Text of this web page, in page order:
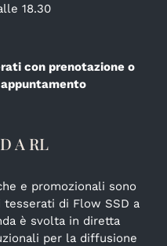
18.30
con prenotazione o
A RL
e promozionali sono
di Flow SSD a
è svolta in diretta
per la diffusione